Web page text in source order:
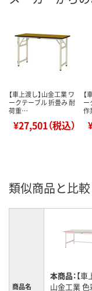
【車上渡し】山金工業 ワ
ークテーブル 折畳み 耐
荷重…
¥27,501（税込）
【
ー
類似商品と比較
商品名
本商品：【車
山金工業 色